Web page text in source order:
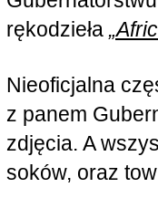
rękodzieła
Nieoficjalna
z panem
zdjęcia. A
soków, oraz